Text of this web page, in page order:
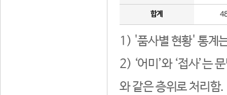
합계
1) '품사별 현황' 통계
2) ‘어미’와 ‘접사’는
와 같은 층위로 처리함.